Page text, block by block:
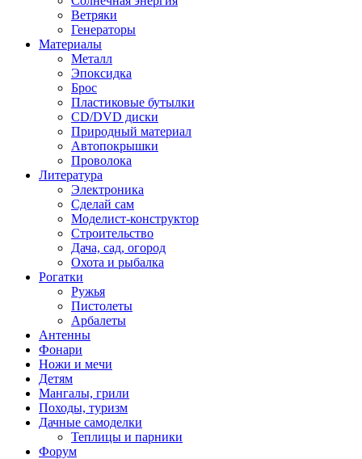
Ветряки
Генераторы
Материалы
Металл
Эпоксидка
Брос
Пластиковые бутылки
CD/DVD диски
Природный материал
Автопокрышки
Проволока
Литература
Электроника
Сделай сам
Моделист-конструктор
Строительство
Дача, сад, огород
Охота и рыбалка
Рогатки
Ружья
Пистолеты
Арбалеты
Антенны
Фонари
Ножи и мечи
Детям
Мангалы, грили
Походы, туризм
Дачные самоделки
Теплицы и парники
Форум